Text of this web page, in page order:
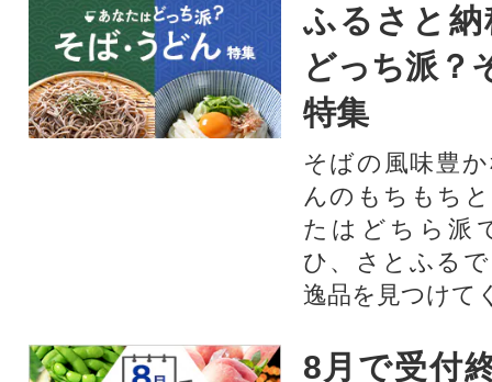
ふるさと
どっち派？
特集
そばの風味豊
んのもちもち
たはどちら派
ひ、さとふる
逸品を見つけて
8月で受付